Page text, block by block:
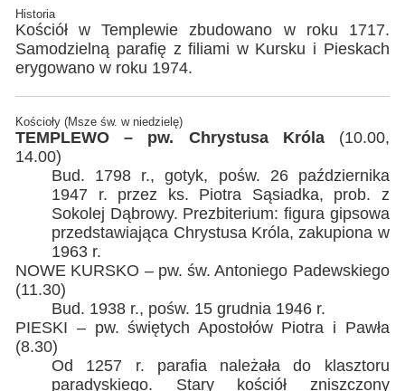
Historia
Kościół w Templewie zbudowano w roku 1717.
Samodzielną parafię z filiami w Kursku i Pieskach
erygowano w roku 1974.
Kościoły (Msze św. w niedzielę)
TEMPLEWO – pw. Chrystusa Króla(10.00,
14.00)
Bud. 1798 r., gotyk, pośw. 26 października
1947 r. przez ks. Piotra Sąsiadka, prob. z
Sokolej Dąbrowy. Prezbiterium: figura gipsowa
przedstawiająca Chrystusa Króla, zakupiona w
1963 r.
NOWE KURSKO – pw. św. Antoniego Padewskiego
(11.30)
Bud. 1938 r., pośw. 15 grudnia 1946 r.
PIESKI – pw. świętych Apostołów Piotra i Pawła
(8.30)
Od 1257 r. parafia należała do klasztoru
paradyskiego. Stary kościół zniszczony